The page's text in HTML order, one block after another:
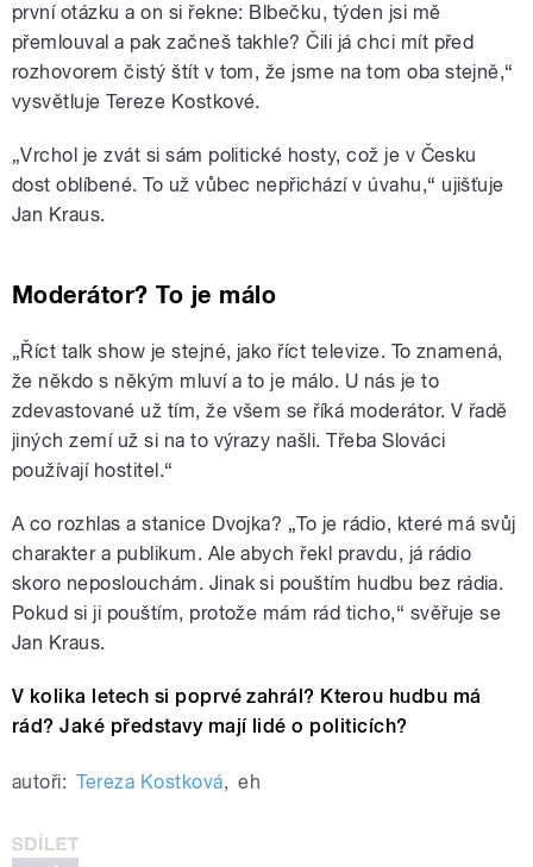
první otázku a on si řekne: Blbečku, týden jsi mě
přemlouval a pak začneš takhle? Čili já chci mít před
rozhovorem čistý štít v tom, že jsme na tom oba stejně,“
vysvětluje Tereze Kostkové.
„Vrchol je zvát si sám politické hosty, což je v Česku
dost oblíbené. To už vůbec nepřichází v úvahu,“ ujišťuje
Jan Kraus.
Moderátor? To je málo
„Říct talk show je stejné, jako říct televize. To znamená,
že někdo s někým mluví a to je málo. U nás je to
zdevastované už tím, že všem se říká moderátor. V řadě
jiných zemí už si na to výrazy našli. Třeba Slováci
používají hostitel.“
A co rozhlas a stanice Dvojka? „To je rádio, které má svůj
charakter a publikum. Ale abych řekl pravdu, já rádio
skoro neposlouchám. Jinak si pouštím hudbu bez rádia.
Pokud si ji pouštím, protože mám rád ticho,“ svěřuje se
Jan Kraus.
V kolika letech si poprvé zahrál? Kterou hudbu má
rád? Jaké představy mají lidé o politicích?
autoři: Tereza Kostková, eh